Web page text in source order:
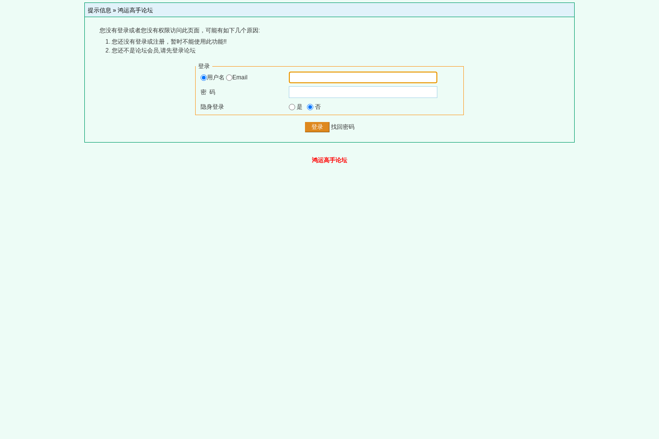
提示信息 » 鸿运高手论坛
您没有登录或者您没有权限访问此页面，可能有如下几个原因:
您还没有登录或注册，暂时不能使用此功能!!
您还不是论坛会员,请先登录论坛
登录
用户名
Email
密 码
隐身登录 是 否
找回密码
鸿运高手论坛